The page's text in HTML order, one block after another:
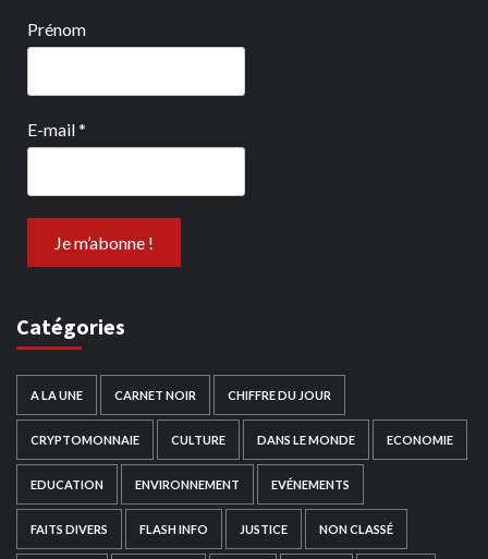
Prénom
E-mail*
Catégories
A LA UNE CARNET NOIR CHIFFRE DU JOUR
CRYPTOMONNAIE CULTURE DANS LE MONDE ECONOMIE
EDUCATION ENVIRONNEMENT EVÉNEMENTS
FAITS DIVERS FLASH INFO JUSTICE NON CLASSÉ